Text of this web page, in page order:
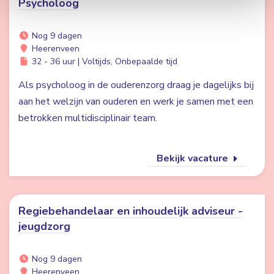
Psycholoog
Nog 9 dagen
Heerenveen
32 - 36 uur | Voltijds, Onbepaalde tijd
Als psycholoog in de ouderenzorg draag je dagelijks bij
aan het welzijn van ouderen en werk je samen met een
betrokken multidisciplinair team.
Bekijk vacature
Regiebehandelaar en inhoudelijk adviseur -
jeugdzorg
Nog 9 dagen